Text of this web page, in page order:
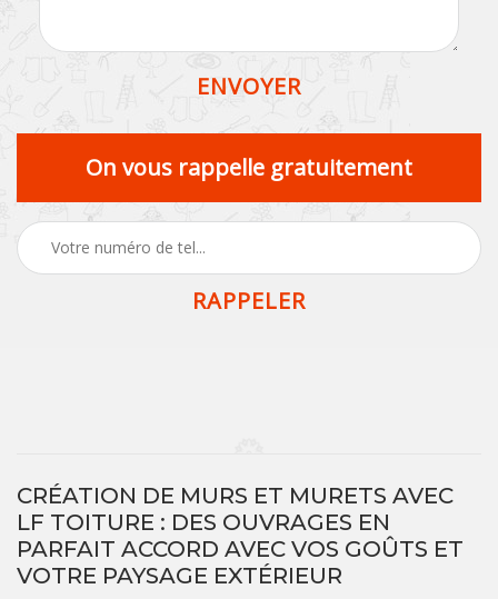
On vous rappelle gratuitement
CRÉATION DE MURS ET MURETS AVEC
LF TOITURE : DES OUVRAGES EN
PARFAIT ACCORD AVEC VOS GOÛTS ET
VOTRE PAYSAGE EXTÉRIEUR